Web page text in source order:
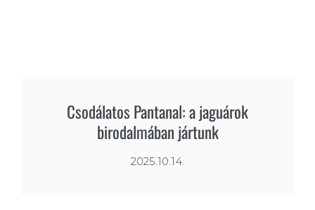
Csodálatos Pantanal: a jaguárok
birodalmában jártunk
2025.10.14.